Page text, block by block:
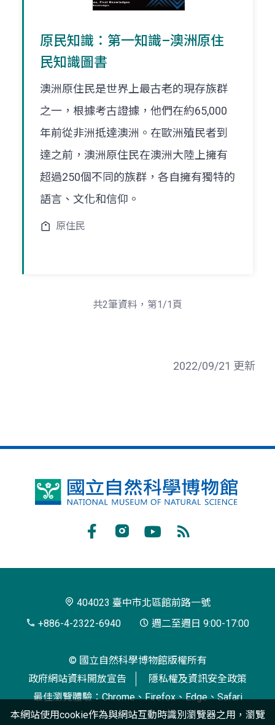
原民知識：第一知識–澳洲原住
民知識圖書
澳洲原住民是世界上最古老的現存族群
之一，根據考古證據，他們在約65,000
年前從非洲抵達澳洲。在歐洲殖民者到
達之前，澳洲原住民在澳洲大陸上擁有
超過250個不同的族群，各自擁有獨特的
語言、文化和信仰。
原住民
共2筆資料，第1/1頁
2022/09/21 更新
國
博
閱
404023 臺中市北區館前路一號
+886-4-2322-6940
週二至週日 9:00-17:00
© 國立自然科學博物館版權所有
政府網站資料開放宣告
隱私權及資訊安全政策
最佳瀏覽體驗：Chrome、Firefox、Edge、Safari
本網站使用cookie作為與網站互動時識別瀏覽器之用，瀏覽